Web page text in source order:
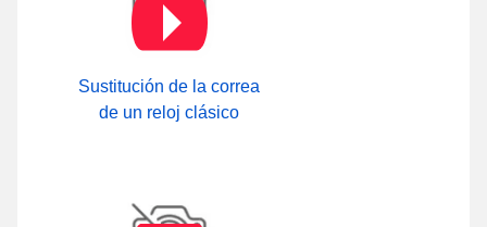
Sustitución de la correa
de un reloj clásico